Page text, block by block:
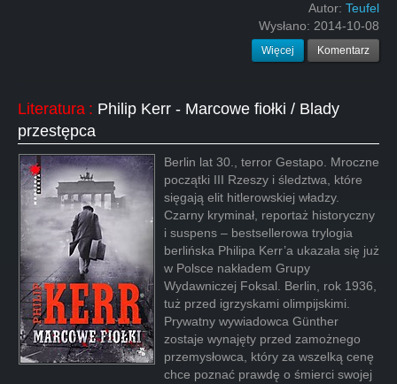
Autor: Teufel
Wysłano: 2014-10-08
Więcej Komentarz
Literatura : Philip Kerr - Marcowe fiołki / Blady
przestępca
Berlin lat 30., terror Gestapo. Mroczne
początki III Rzeszy i śledztwa, które
sięgają elit hitlerowskiej władzy.
Czarny kryminał, reportaż historyczny
i suspens – bestsellerowa trylogia
berlińska Philipa Kerr’a ukazała się już
w Polsce nakładem Grupy
Wydawniczej Foksal. Berlin, rok 1936,
tuż przed igrzyskami olimpijskimi.
Prywatny wywiadowca Günther
zostaje wynajęty przed zamożnego
przemysłowca, który za wszelką cenę
chce poznać prawdę o śmierci swojej